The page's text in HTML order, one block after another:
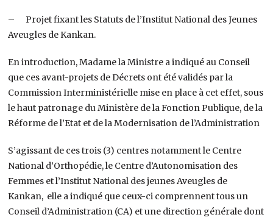
– Projet fixant les Statuts de l’Institut National des Jeunes
Aveugles de Kankan.
En introduction, Madame la Ministre a indiqué au Conseil
que ces avant-projets de Décrets ont été validés par la
Commission Interministérielle mise en place à cet effet, sous
le haut patronage du Ministère de la Fonction Publique, de la
Réforme de l’Etat et de la Modernisation de l’Administration
S’agissant de ces trois (3) centres notamment le Centre
National d’Orthopédie, le Centre d’Autonomisation des
Femmes et l’Institut National des jeunes Aveugles de
Kankan, elle a indiqué que ceux-ci comprennent tous un
Conseil d’Administration (CA) et une direction générale dont